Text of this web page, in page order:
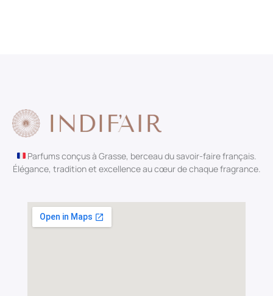
Parfums conçus à Grasse, berceau du savoir-faire français.
Élégance, tradition et excellence au cœur de chaque fragrance.